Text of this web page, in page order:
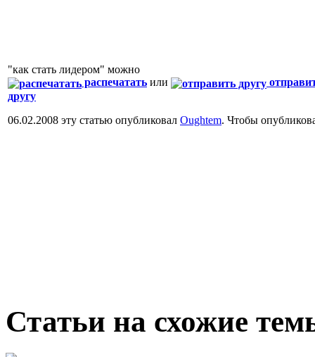
"как стать лидером" можно
распечатать или
другу
06.02.2008 эту статью опубликовал Oughtem. Чтобы
Статьи на схожие